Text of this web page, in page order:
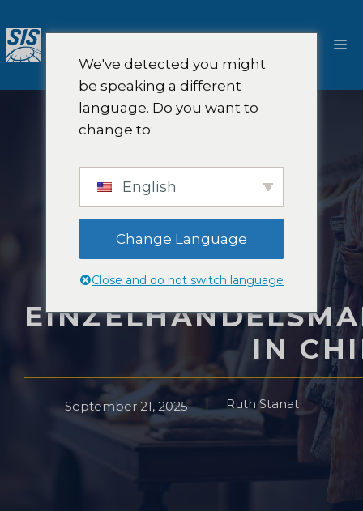
Inhalt
springen
IN
September 21, 2025 Ruth Stanat
We've detected you might
be speaking a different
language. Do you want to
change to:
English
Change Language
Close and do not switch language